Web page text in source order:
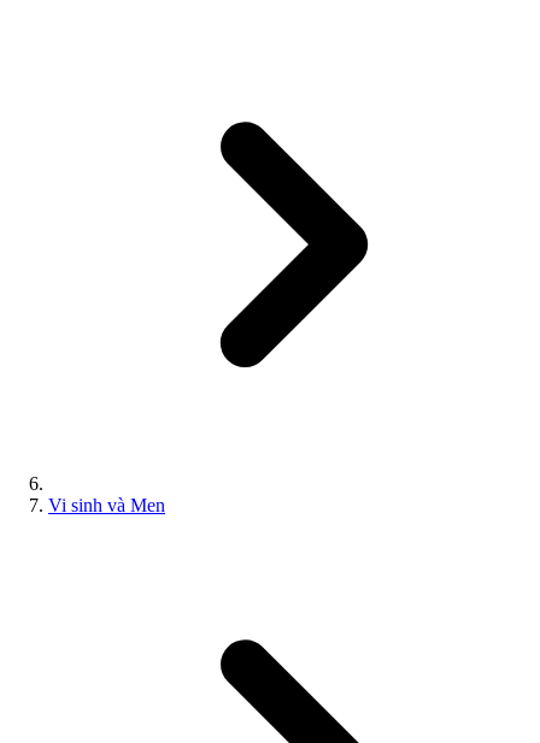
Vi sinh và Men